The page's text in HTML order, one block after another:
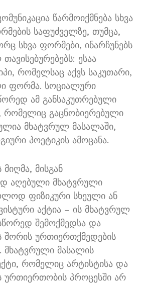
წარმოიქმნება სხვა
საფუძველზე, თუმცა,
სხვა ფორმები, ინარჩუნებს
ესაა
რომელსაც აქვს საკუთარი,
ფორმა. სოციალური
ამ განსაკუთრებული
რომელიც გაცნობიერებული
მხატვრულ მასალაში,
პოეტიკის ამოცანა.
მიღმა, მისგან
აღებული მხატვრული
ფიზიკური სხეული ან
აქტია – ის მხატვრულ
შემოქმედსა და
შორის ურთიერთქმედების
მხატვრული მასალის
რომელიც არტისტისა და
ურთიერთობის პროცესში არ